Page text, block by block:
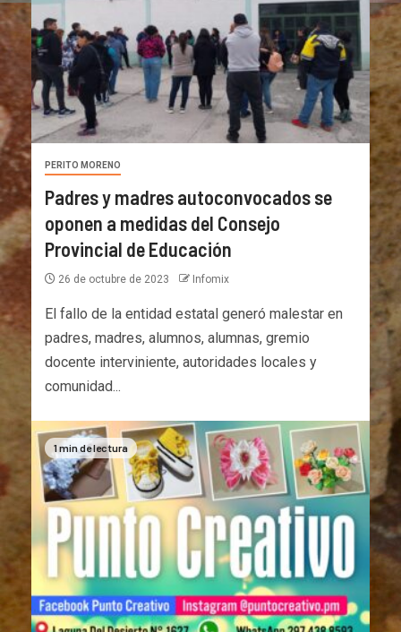
PERITO MORENO
Padres y madres autoconvocados se
oponen a medidas del Consejo
Provincial de Educación
26 de octubre de 2023 Infomix
El fallo de la entidad estatal generó malestar en
padres, madres, alumnos, alumnas, gremio
docente interviniente, autoridades locales y
comunidad...
1 min de lectura